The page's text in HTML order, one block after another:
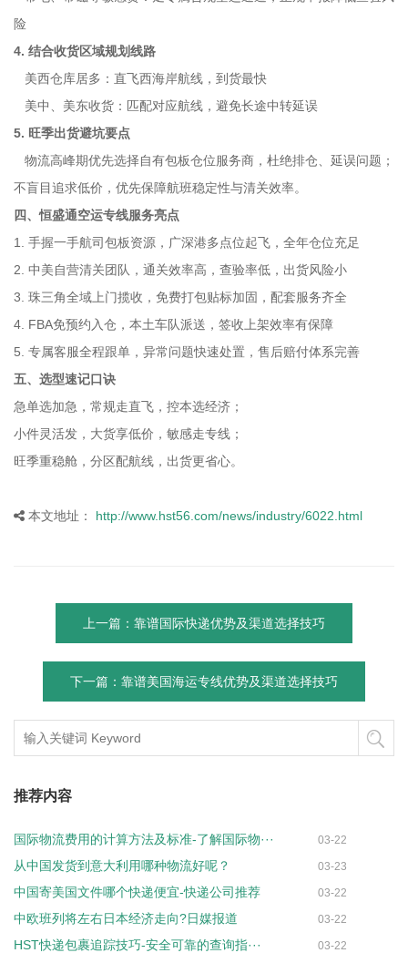
险
4. 结合收货区域规划线路
美西仓库居多：直飞西海岸航线，到货最快
美中、美东收货：匹配对应航线，避免长途中转延误
5. 旺季出货避坑要点
物流高峰期优先选择自有包板仓位服务商，杜绝排仓、延误问题；
不盲目追求低价，优先保障航班稳定性与清关效率。
四、恒盛通空运专线服务亮点
1. 手握一手航司包板资源，广深港多点位起飞，全年仓位充足
2. 中美自营清关团队，通关效率高，查验率低，出货风险小
3. 珠三角全域上门揽收，免费打包贴标加固，配套服务齐全
4. FBA免预约入仓，本土车队派送，签收上架效率有保障
5. 专属客服全程跟单，异常问题快速处置，售后赔付体系完善
五、选型速记口诀
急单选加急，常规走直飞，控本选经济；
小件灵活发，大货享低价，敏感走专线；
旺季重稳舱，分区配航线，出货更省心。
本文地址： http://www.hst56.com/news/industry/6022.html
上一篇：靠谱国际快递优势及渠道选择技巧
下一篇：靠谱美国海运专线优势及渠道选择技巧
推荐内容
国际物流费用的计算方法及标准-了解国际物··· 03-22
从中国发货到意大利用哪种物流好呢？ 03-23
中国寄美国文件哪个快递便宜-快递公司推荐 03-22
中欧班列将左右日本经济走向?日媒报道 03-22
HST快递包裹追踪技巧-安全可靠的查询指··· 03-22